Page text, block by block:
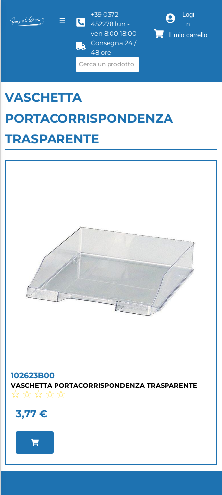
+39 0372
452278 lun -
ven 8:00 18:00
Consegna 24 /
48 ore
Logi
n
Il mio carrello
VASCHETTA
PORTACORRISPONDENZA
TRASPARENTE
102623B00
VASCHETTA PORTACORRISPONDENZA TRASPARENTE
☆ ☆ ☆ ☆ ☆
3,77 €